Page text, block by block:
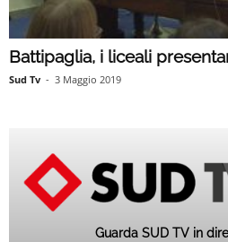
Battipaglia, i liceali
Sud Tv - 3 Maggio 2019
Guarda SUD TV in